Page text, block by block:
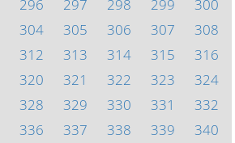
296 297 298 299
300
304 305 306 307
308
312 313 314 315
316
320 321 322 323
324
328 329 330 331
332
336 337 338 339
340